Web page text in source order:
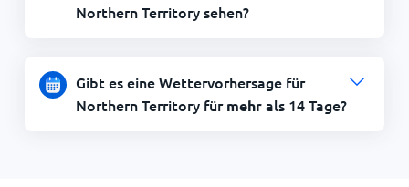
Northern Territory sehen?
Gibt es eine Wettervorhersage für
Northern Territory fürmehrals 14 Tage?